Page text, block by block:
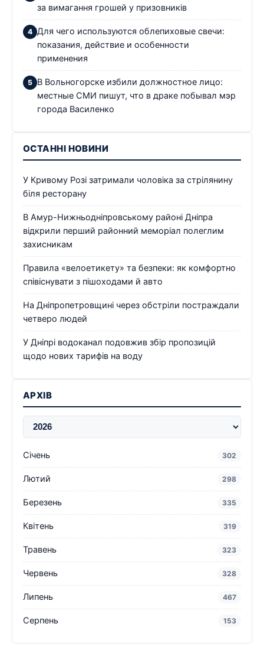
за вимагання грошей у призовників
Для чего используются облепиховые свечи:
показания, действие и особенности
применения
В Вольногорске избили должностное лицо:
местные СМИ пишут, что в драке побывал мэр
города Василенко
ОСТАННІ НОВИНИ
У Кривому Розі затримали чоловіка за стрілянину
біля ресторану
В Амур-Нижньодніпровському районі Дніпра
відкрили перший районний меморіал полеглим
захисникам
Правила «велоетикету» та безпеки: як комфортно
співіснувати з пішоходами й авто
На Дніпропетровщині через обстріли постраждали
четверо людей
У Дніпрі водоканал подовжив збір пропозицій
щодо нових тарифів на воду
АРХІВ
Січень 302
Лютий 298
Березень 335
Квітень 319
Травень 323
Червень 328
Липень 467
Серпень 153